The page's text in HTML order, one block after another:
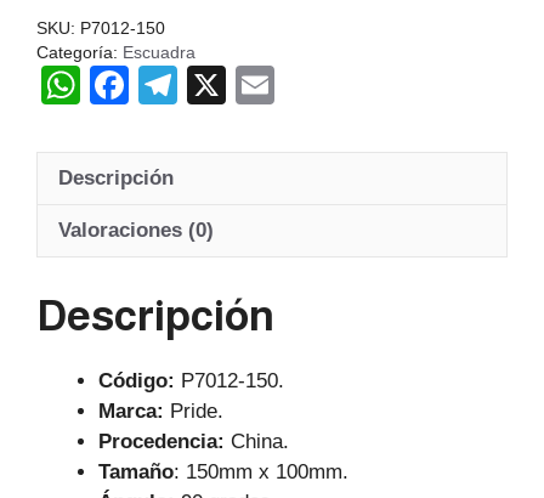
SKU: P7012-150
Categoría: Escuadra
W
at
A
p
F
c
b
o
T
e
a
X
ail
Descripción
Valoraciones (0)
Descripción
Código: P7012-150.
Marca: Pride.
Procedencia: China.
Tamaño: 150mm x 100mm.